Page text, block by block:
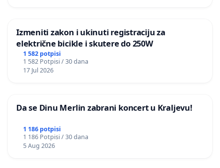
Izmeniti zakon i ukinuti registraciju za
električne bicikle i skutere do 250W
1 582 potpisi
1 582 Potpisi / 30 dana
17 Jul 2026
Da se Dinu Merlin zabrani koncert u Kraljevu!
1 186 potpisi
1 186 Potpisi / 30 dana
5 Aug 2026